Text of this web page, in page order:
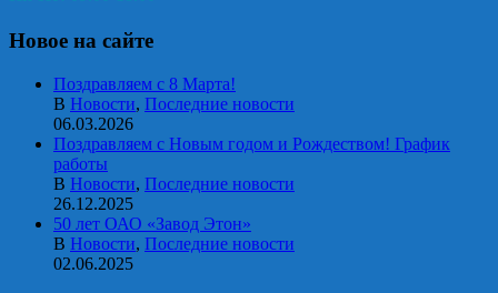
Новое на сайте
Поздравляем с 8 Марта!
В Новости, Последние новости
06.03.2026
Поздравляем с Новым годом и Рождеством! График
работы
В Новости, Последние новости
26.12.2025
50 лет ОАО «Завод Этон»
В Новости, Последние новости
02.06.2025